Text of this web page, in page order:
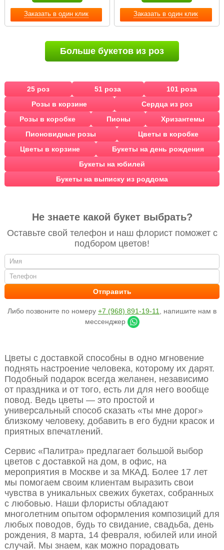
Заказать в один клик Заказать в один клик
Больше букетов из роз
25 роз 51 роза
101 роза
Розы в корзине
Сердца из роз
Розы в коробке
Пионы
Хризантемы
Пионовидные розы
Цветы в коробке
Цветы в корзине
Букеты на день рождения
Букеты на юбилей
Букеты на выписку из роддома
Не знаете какой букет выбрать?
Оставьте свой телефон и наш флорист поможет с
подбором цветов!
Либо позвоните по номеру +7 (968) 891-19-11
, напишите нам в
мессенджер
Цветы с доставкой способны в одно мгновение
поднять настроение человека, которому их дарят.
Подобный подарок всегда желанен, независимо
от праздника и от того, есть ли для него вообще
повод. Ведь цветы — это простой и
универсальный способ сказать «ты мне дорог»
близкому человеку, добавить в его будни красок и
приятных впечатлений.
Сервис «Палитра» предлагает большой выбор
цветов с доставкой на дом, в офис, на
мероприятия в Москве и за МКАД. Более 17 лет
мы помогаем своим клиентам выразить свои
чувства в уникальных свежих букетах, собранных
с любовью. Наши флористы обладают
многолетним опытом оформления композиций для
любых поводов, будь то свидание, свадьба, день
рождения, 8 марта, 14 февраля, юбилей или иной
случай. Мы знаем, как можно порадовать